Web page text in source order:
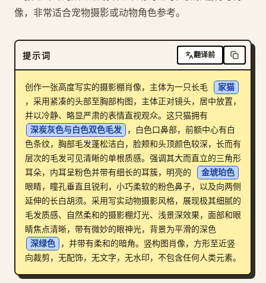
定价
下载
博客
更新
像，非常适合宠物摄影或动物角色参考。
提示词 翻译前
创作一张高度写实的摄影棚肖像，主体为一只长毛
家猫
，采用紧凑的头部至胸部构图，主体正对镜头，居中放置，
并以冷静、略显严肃的表情直视观众。这只猫拥有
深炭灰色与白色双色毛发
，白色口鼻部，前额中心有白
色条纹，胸部毛发蓬松洁白，脸颊和头顶颜色较深，长而有
层次的毛发可见清晰的单根质感。强调其大而直立的三角形
耳朵，内耳呈粉色并带有细长的耳簇，明亮的
金琥珀色
眼睛，瞳孔垂直且锐利，小巧柔软的粉色鼻子，以及向两侧
延伸的长白胡须。采用写实动物摄影风格，展现极其细腻的
毛发质感、自然柔和的摄影棚灯光、浅景深效果，面部和眼
睛焦点清晰，带有微妙的眼神光，背景为平滑的深色
深绿色
，并带有柔和的暗角。竖构图肖像，方形至近竖
向裁剪，无配饰，无文字，无水印，不包含任何人类元素。